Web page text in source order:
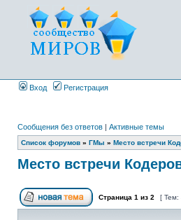
Вход Регистрация
Сообщения без ответов | Активные темы
Список форумов » ГМы » Место встречи
Место встречи
Страница 1 из 2 [ Тем: